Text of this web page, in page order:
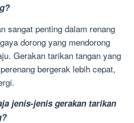
sangat penting dalam renang
dorong yang mendorong
Gerakan tarikan tangan yang
bergerak lebih cepat,
jenis-jenis gerakan tarikan